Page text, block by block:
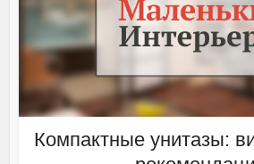
Компактные унитазы: